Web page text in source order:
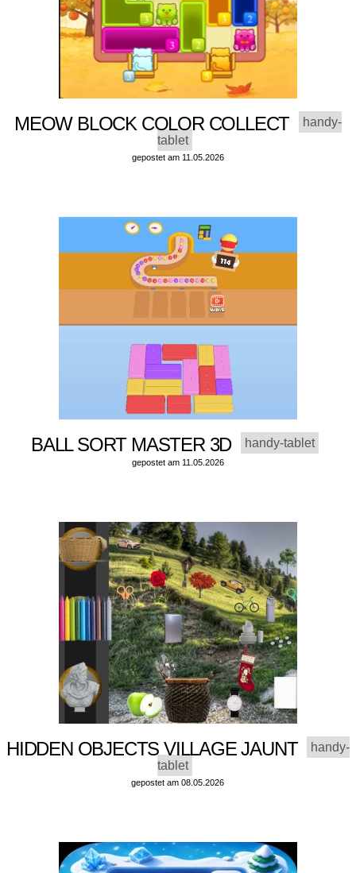
MEOW BLOCK COLOR COLLECT
handy-
tablet
gepostet am 11.05.2026
BALL SORT MASTER 3D handy-tablet
gepostet am 11.05.2026
HIDDEN OBJECTS VILLAGE JAUNT
handy-
tablet
gepostet am 08.05.2026